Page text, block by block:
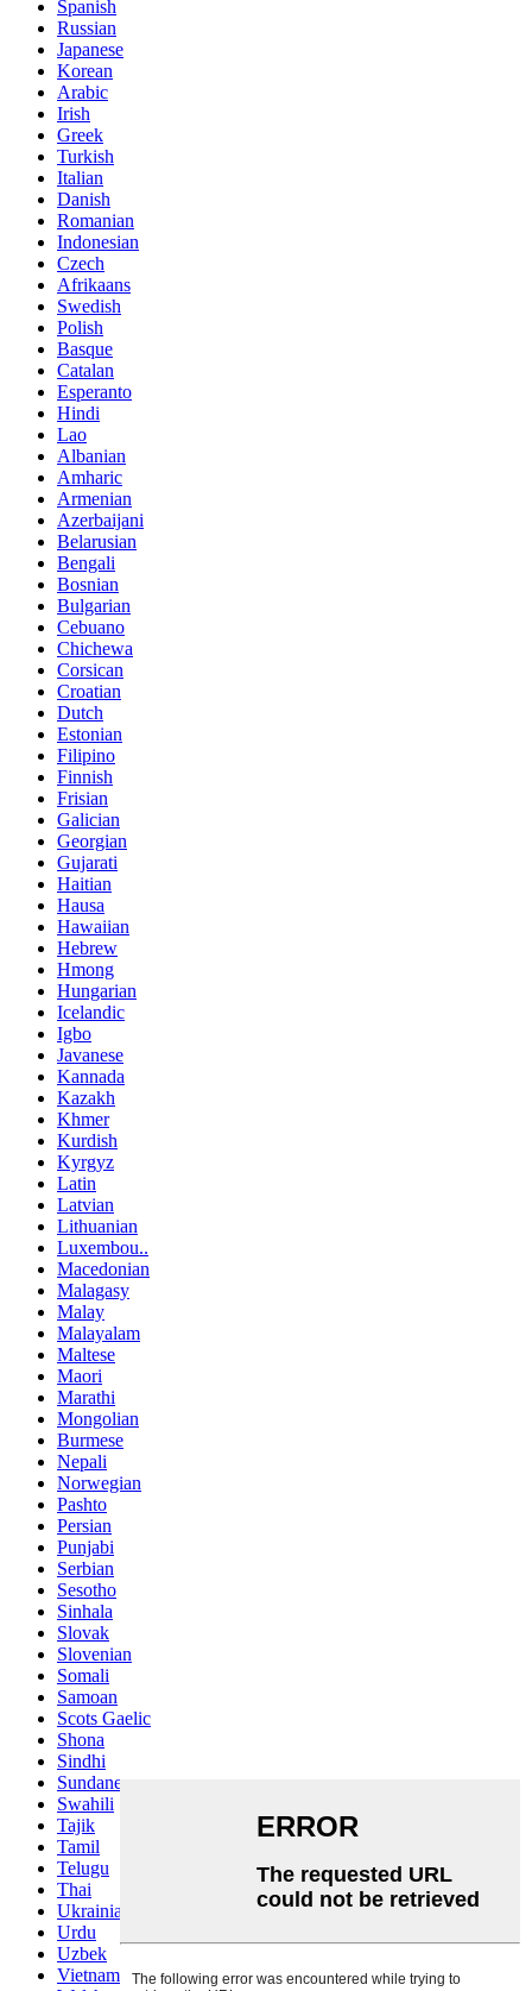
Spanish
Russian
Japanese
Korean
Arabic
Irish
Greek
Turkish
Italian
Danish
Romanian
Indonesian
Czech
Afrikaans
Swedish
Polish
Basque
Catalan
Esperanto
Hindi
Lao
Albanian
Amharic
Armenian
Azerbaijani
Belarusian
Bengali
Bosnian
Bulgarian
Cebuano
Chichewa
Corsican
Croatian
Dutch
Estonian
Filipino
Finnish
Frisian
Galician
Georgian
Gujarati
Haitian
Hausa
Hawaiian
Hebrew
Hmong
Hungarian
Icelandic
Igbo
Javanese
Kannada
Kazakh
Khmer
Kurdish
Kyrgyz
Latin
Latvian
Lithuanian
Luxembou..
Macedonian
Malagasy
Malay
Malayalam
Maltese
Maori
Marathi
Mongolian
Burmese
Nepali
Norwegian
Pashto
Persian
Punjabi
Serbian
Sesotho
Sinhala
Slovak
Slovenian
Somali
Samoan
Scots Gaelic
Shona
Sindhi
Sundanese
Swahili
Tajik
Tamil
Telugu
Thai
Ukrainian
Urdu
Uzbek
Vietnamese